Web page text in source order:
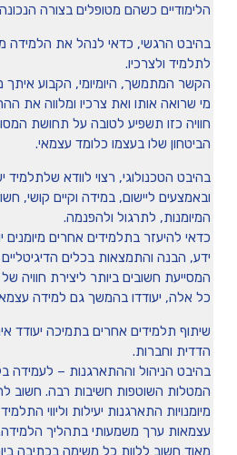
הכה את
הלימודיים כשהם מטופלים בצורה הנכונה.
בהיבט הרגשי, כדאי לנהל את הלמידה
לתלמיד ולצרכיו.
הקשר המתמשך, היומיומי, הקבוע איתך
מי שרואה אותו ואת צרכיו ומלווה את
חוויה כזו תשפיע לטובה על תחושת
הביטחון שלו בעצמו כלומד עצמאי.
בהיבט הטכנולוגי, רצוי לוודא שלתלמיד
ובאמצעים ליישום, במידה וקיים קושי, חשוב
המיומנות, לתרגול ולהפנמה.
כדאי להיעזר בתלמידים אחרים מיומנים
ידע, הבנה והתמצאות בכלים הדיגיטליים
המסייעת חשובים ביותר ליצירת חוויה של
כל אלה, יעודדו בהמשך גם למידה עצמאית.
שיתוף תלמידים אחרים בתמיכה יעודד
הדדית וחברות.
בהיבט הניהול וההתארגנות – לעמידה
המטלות השוטפות חשיבות רבה. חשוב
מיומנויות התארגנות יעילות וליווי התלמיד
עצמאות ערך משמעותי בתהליך הלמידה.
מאוד חשוב ללוות כל משימה בכתיבה ביומן/